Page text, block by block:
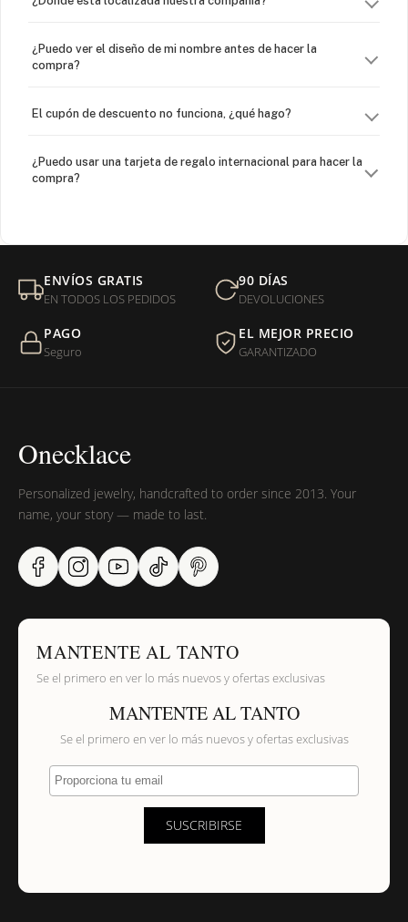
¿Puedo ver el diseño de mi nombre antes de hacer la
compra?
El cupón de descuento no funciona, ¿qué hago?
¿Puedo usar una tarjeta de regalo internacional para hacer la
compra?
Mi orden fue devuelta por USPS, ¿qué hago para que sea
entregada?
¿Sus productos son libres de níquel?
ENVÍOS GRATIS
EN TODOS LOS PEDIDOS
90 DÍAS
DEVOLUCIONES
PAGO
Seguro
EL MEJOR PRECIO
GARANTIZADO
Onecklace
Personalized jewelry, handcrafted to order since 2013. Your
name, your story — made to last.
MANTENTE AL TANTO
Se el primero en ver lo más nuevos y ofertas exclusivas
MANTENTE AL TANTO
Se el primero en ver lo más nuevos y ofertas exclusivas
Proporciona tu email
SUSCRIBIRSE